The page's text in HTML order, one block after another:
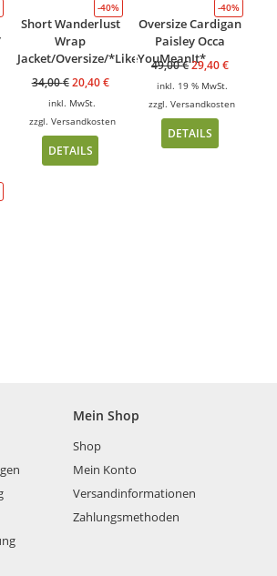
-40%
Short Wanderlust
Wrap
Jacket/Oversize/*LikeYouMeanIt*
34,00€ 20,40€
inkl. MwSt.
zzgl. Versandkosten
DETAILS
-40%
Oversize Cardigan
Paisley Occa
49,00€29,40€
inkl. 19 % MwSt.
zzgl.Versandkosten
DETAILS
Mein Shop
Shop
Mein Konto
Versandinformationen
Zahlungsmethoden